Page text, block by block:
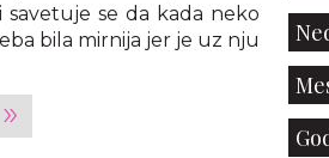
se da kada neko
bila mirnija jer je uz nju
»